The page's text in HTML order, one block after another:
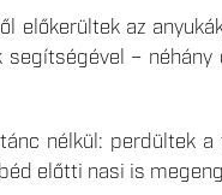
előkerültek az
–
nélkül: perdültek
előtti nasi is